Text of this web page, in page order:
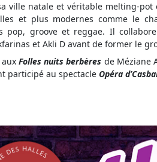
ville natale et véritable melting-
et plus modernes comme le
pop, groove et reggae. Il
et Akli D avant de former le
Folles nuits berbères de Méziane
participé au spectacle Opéra